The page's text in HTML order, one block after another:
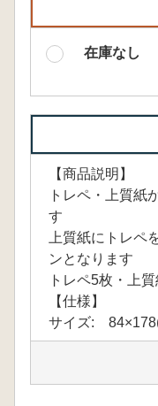
在庫なし
【商品説明】
トレペ・上質紙
す
上質紙にトレペ
ンとなります
トレペ5枚・上
【仕様】
サイズ: